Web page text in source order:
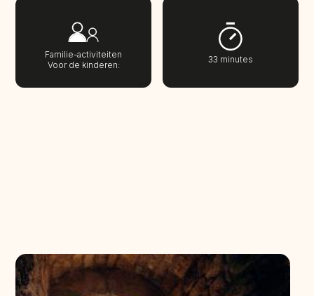
Familie-activiteiten
Voor de kinderen:
33 minutes